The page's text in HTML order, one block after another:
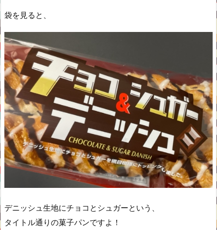
袋を見ると、
デニッシュ生地にチョコとシュガーという、
タイトル通りの菓子パンですよ！